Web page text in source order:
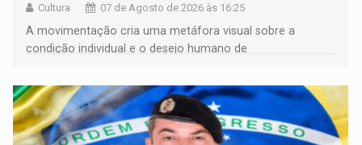
Cultura 07 de Agosto de 2026 às 16:25
A movimentação cria uma metáfora visual sobre a
condição individual e o desejo humano de